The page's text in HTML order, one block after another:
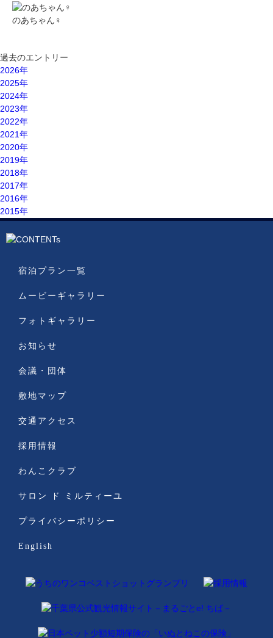
のあちゃん♀
過去のエントリー
2026年
2025年
2024年
2023年
2022年
2021年
2020年
2019年
2018年
2017年
2016年
2015年
宿泊プラン一覧
ムービーギャラリー
フォトギャラリー
お知らせ
会議・団体
敷地マップ
交通アクセス
採用情報
わんこクラブ
サロン ド ミルティーユ
プライバシーポリシー
English